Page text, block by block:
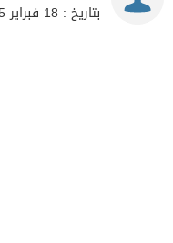
بتاريخ : 18 فبراير 2025 , 12:00